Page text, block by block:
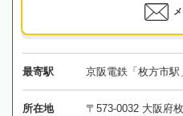
最寄駅 京阪電鉄「枚方市駅
所在地
〒573-0032 大阪府